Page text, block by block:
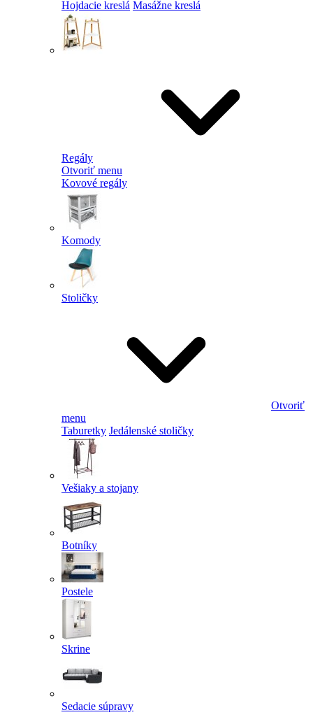
Hojdacie kreslá Masážne kreslá
Regály
Otvoriť menu
Kovové regály
Komody
Stoličky
Otvoriť
menu
Taburetky Jedálenské stoličky
Vešiaky a stojany
Botníky
Postele
Skrine
Sedacie súpravy